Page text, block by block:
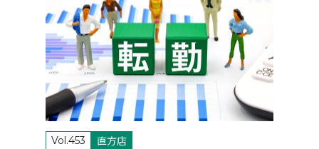
Vol.453 直方店